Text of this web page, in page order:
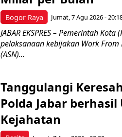
Bogor Raya Jumat, 7 Agu 2026 -
JABAR EKSPRES – Pemerintah
pelaksanaan kebijakan Work
(ASN)...
Tanggulangi
Polda Jabar
Kejahatan